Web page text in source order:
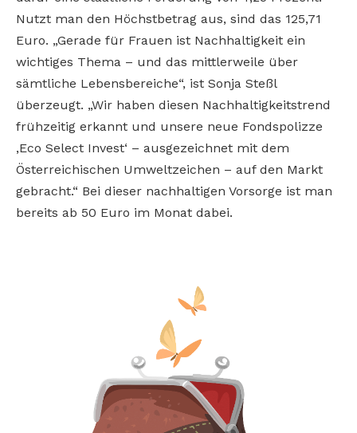
Nutzt man den Höchstbetrag aus, sind das 125,71
Euro. „Gerade für Frauen ist Nachhaltigkeit ein
wichtiges Thema – und das mittlerweile über
sämtliche Lebensbereiche“, ist Sonja Steßl
überzeugt. „Wir haben diesen Nachhaltigkeitstrend
frühzeitig erkannt und unsere neue Fondspolizze
,Eco Select Invest‘ – ausgezeichnet mit dem
Österreichischen Umweltzeichen – auf den Markt
gebracht.“ Bei dieser nachhaltigen Vorsorge ist man
bereits ab 50 Euro im Monat dabei.